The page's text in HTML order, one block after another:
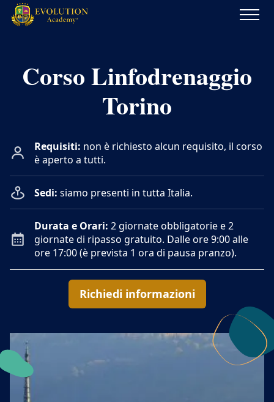
Corso Linfodrenaggio
Torino
Requisiti: non è richiesto alcun requisito, il corso
è aperto a tutti.
Sedi: siamo presenti in tutta Italia.
Durata e Orari: 2 giornate obbligatorie e 2
giornate di ripasso gratuito. Dalle ore 9:00 alle
ore 17:00 (è prevista 1 ora di pausa pranzo).
Richiedi informazioni